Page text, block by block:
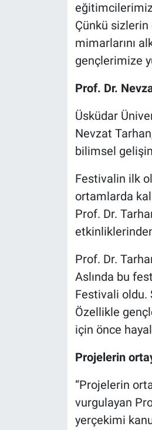
Çünkü sizlerin
mimarlarını
gençlerimize
Prof. Dr.
Üsküdar
Nevzat
bilimsel
Festivalin ilk
ortamlarda
Prof. Dr.
Prof. Dr.
Aslında bu
Festivali oldu.
Özellikle
için önce
Projelerin
“Projelerin
vurgulayan
yerçekimi